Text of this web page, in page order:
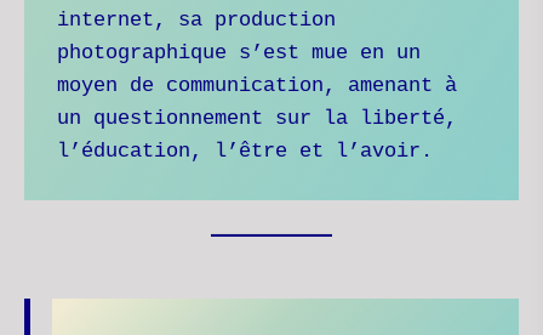
internet, sa production
photographique s’est mue en un
moyen de communication, amenant à
un questionnement sur la liberté,
l’éducation, l’être et l’avoir.